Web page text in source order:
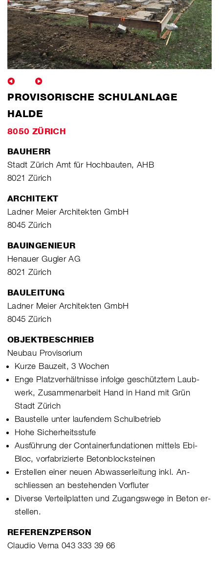
PROVISORISCHE SCHULANLAGE
HALDE
8050 ZÜRICH
BAUHERR
Stadt Zürich Amt für Hochbauten, AHB
8021 Zürich
ARCHITEKT
Ladner Meier Architekten GmbH
8045 Zürich
BAUINGENIEUR
Henauer Gugler AG
8021 Zürich
BAULEITUNG
Ladner Meier Architekten GmbH
8045 Zürich
OBJEKTBESCHRIEB
Neubau Provisorium
Kurze Bauzeit, 3 Wochen
Enge Platzverhältnisse infolge geschütztem Laub-
werk, Zusammenarbeit Hand in Hand mit Grün
Stadt Zürich
Baustelle unter laufendem Schulbetrieb
Hohe Sicherheitsstufe
Ausführung der Containerfundationen mittels Ebi-
Bloc, vorfabrizierte Betonblocksteinen
Erstellen einer neuen Abwasserleitung inkl. An-
schliessen an bestehenden Vorfluter
Diverse Verteilplatten und Zugangswege in Beton er-
stellen.
REFERENZPERSON
Claudio Verna 043 333 39 66